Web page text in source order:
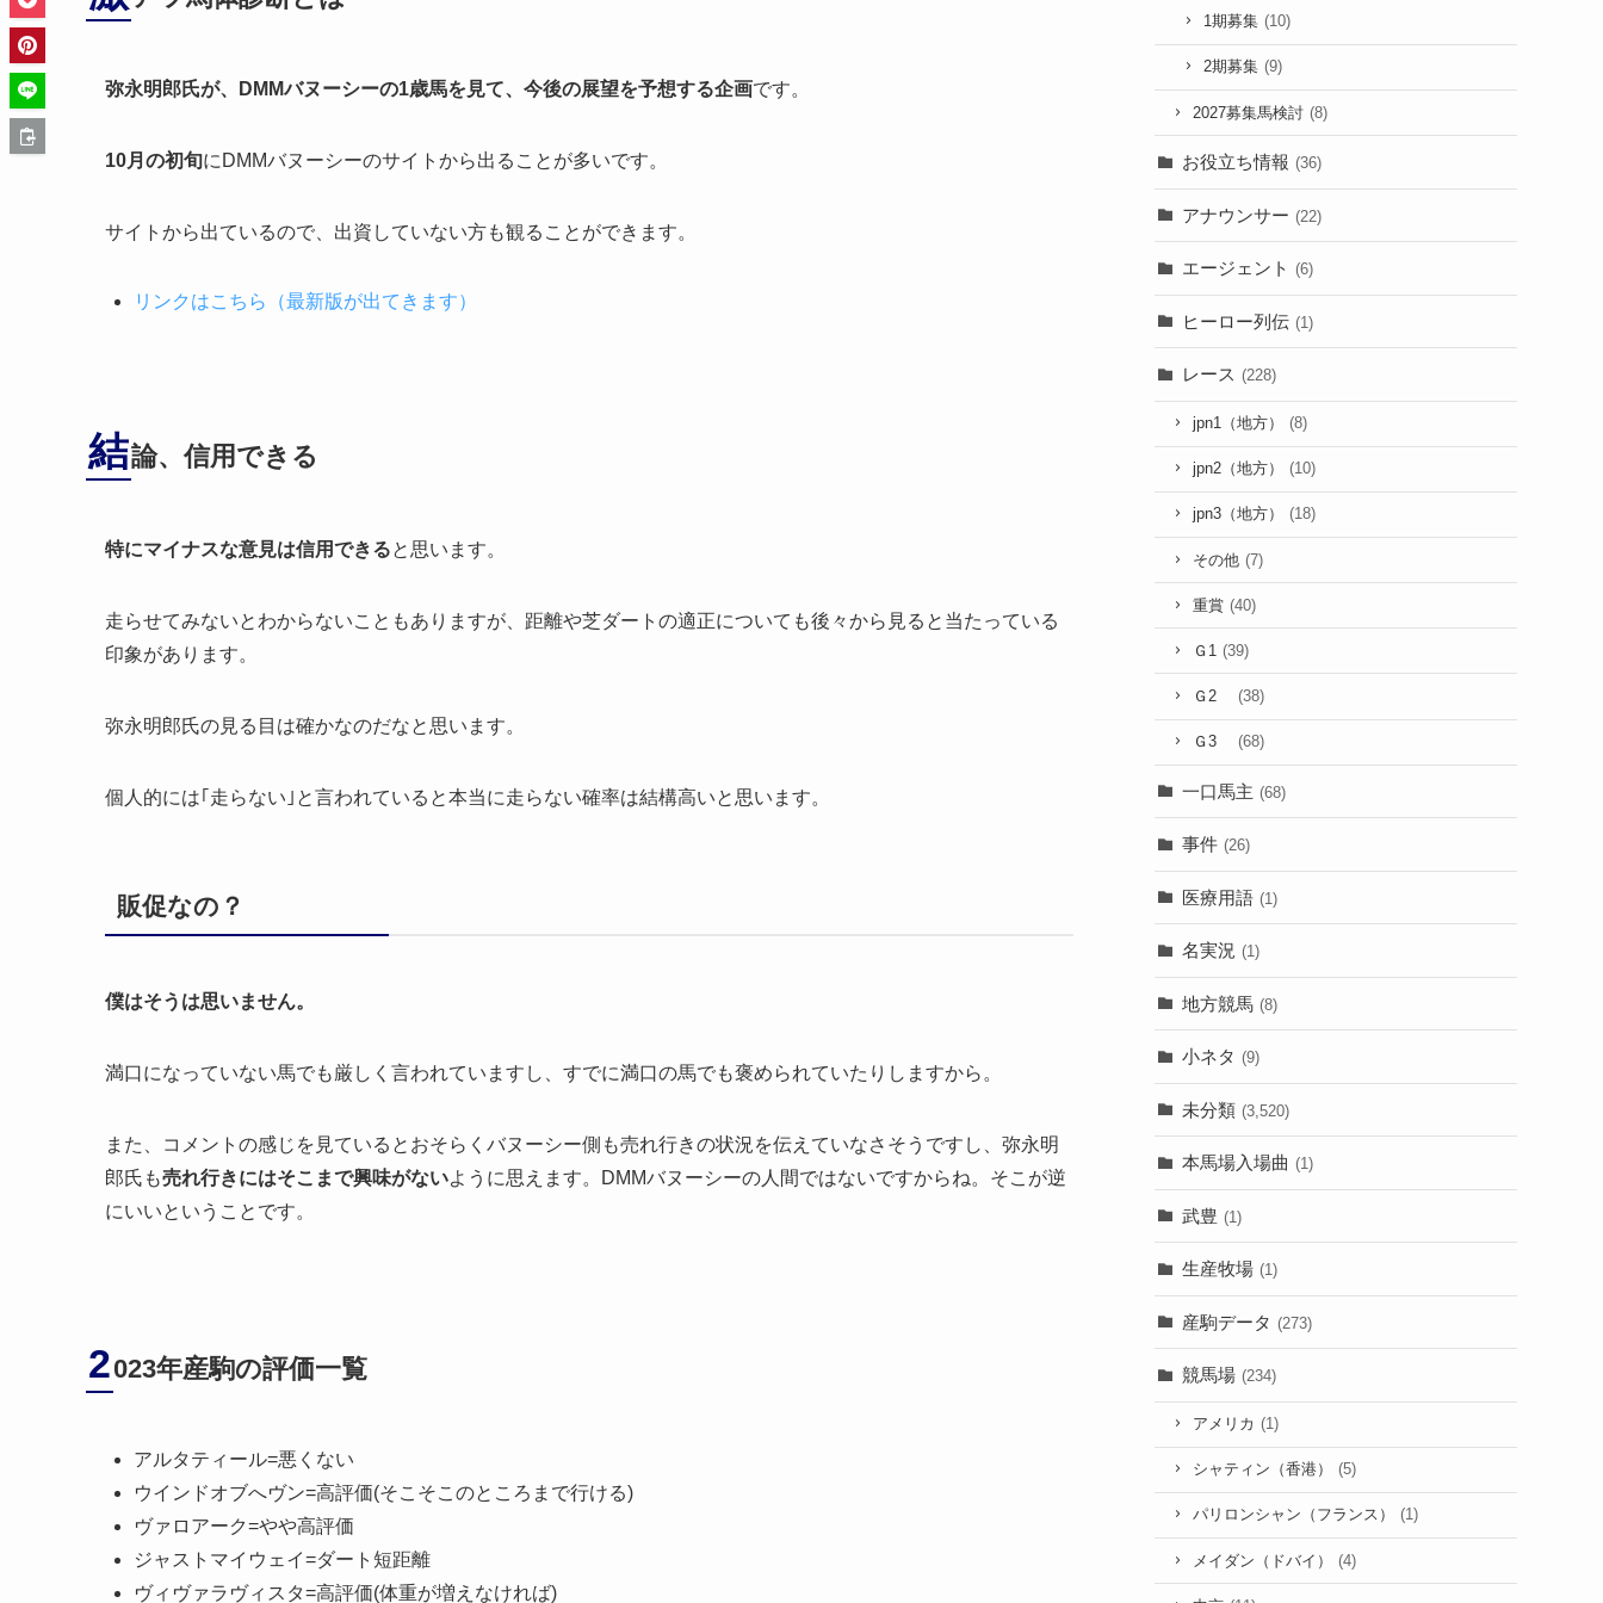
弥永明郎氏が、DMMバヌーシーの1歳馬を見て、今後の展望を予想する企画です。
10月の初旬にDMMバヌーシーのサイトから出ることが多いです。
サイトから出ているので、出資していない方も観ることができます。
リンクはこちら（最新版が出てきます）
結論、信用できる
特にマイナスな意見は信用できると思います。
走らせてみないとわからないこともありますが、距離や芝ダートの適正についても後々から見ると当たっている
印象があります。
弥永明郎氏の見る目は確かなのだなと思います。
個人的には｢走らない｣と言われていると本当に走らない確率は結構高いと思います。
販促なの？
僕はそうは思いません。
満口になっていない馬でも厳しく言われていますし、すでに満口の馬でも褒められていたりしますから。
また、コメントの感じを見ているとおそらくバヌーシー側も売れ行きの状況を伝えていなさそうですし、弥永明
郎氏も売れ行きにはそこまで興味がないように思えます。DMMバヌーシーの人間ではないですからね。そこが逆
にいいということです。
2023年産駒の評価一覧
アルタティール=悪くない
ウインドオブへヴン=高評価(そこそこのところまで行ける)
ヴァロアーク=やや高評価
ジャストマイウェイ=ダート短距離
ヴィヴァラヴィスタ=高評価(体重が増えなければ)
1期募集 (10)
2期募集 (9)
2027募集馬検討 (8)
お役立ち情報 (36)
アナウンサー (22)
エージェント (6)
ヒーロー列伝 (1)
レース (228)
jpn1（地方） (8)
jpn2（地方） (10)
jpn3（地方） (18)
その他 (7)
重賞 (40)
Ｇ1 (39)
Ｇ2 (38)
Ｇ3 (68)
一口馬主 (68)
事件 (26)
医療用語 (1)
名実況 (1)
地方競馬 (8)
小ネタ (9)
未分類 (3,520)
本馬場入場曲 (1)
武豊 (1)
生産牧場 (1)
産駒データ (273)
競馬場 (234)
アメリカ (1)
シャティン（香港） (5)
パリロンシャン（フランス） (1)
メイダン（ドバイ） (4)